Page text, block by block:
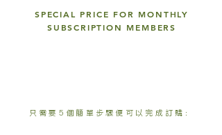
SPECIAL PRICE FOR MONTHLY
SUBSCRIPTION MEMBERS
只需要5個簡單步驟便可以完成訂購: